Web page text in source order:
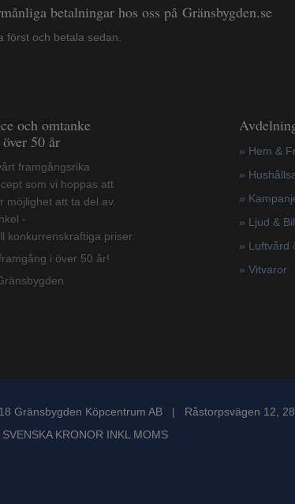
betalningar hos oss på Gränsbygden.se
först och betala sedan.
och omtanke
50 år
vårt framgångsrika
som vi hoppas att
får möjlighet att ta del av.
är enkel -
till konkurrenskraftiga priser.
i över 50 år!
» Hem &
»
»
» Ljud &
» Luftvård
» Vitvaror
Gränsbygden Köpcentrum AB | Råstorpsvägen 12,
KRONOR INKL MOMS